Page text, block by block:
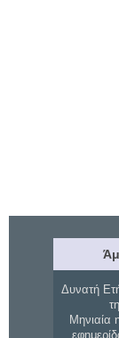
Δυνατή
Μηνιαία